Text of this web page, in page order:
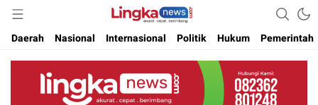
Lingkanews
Akurat. Cepat & Berimbang
Daerah
Nasional Internasional Politik Hukum Pemerintah